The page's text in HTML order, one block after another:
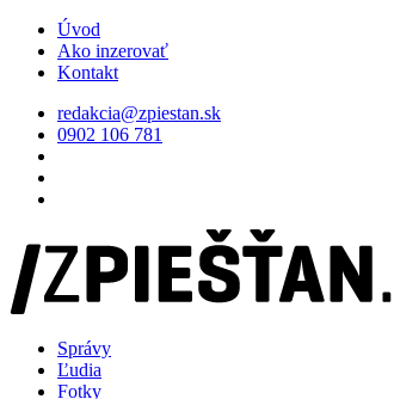
Úvod
Ako inzerovať
Kontakt
redakcia@zpiestan.sk
0902 106 781
Správy
Ľudia
Fotky